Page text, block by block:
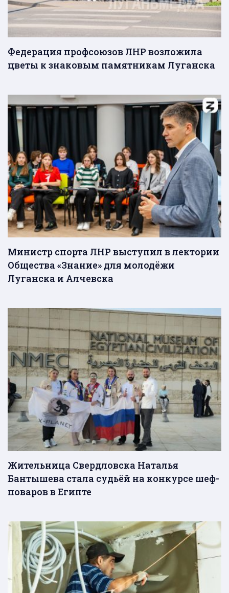
Федерация профсоюзов ЛНР возложила
цветы к знаковым памятникам Луганска
Министр спорта ЛНР выступил в лектории
Общества «Знание» для молодёжи
Луганска и Алчевска
Жительница Свердловска Наталья
Бантышева стала судьёй на конкурсе шеф-
поваров в Египте